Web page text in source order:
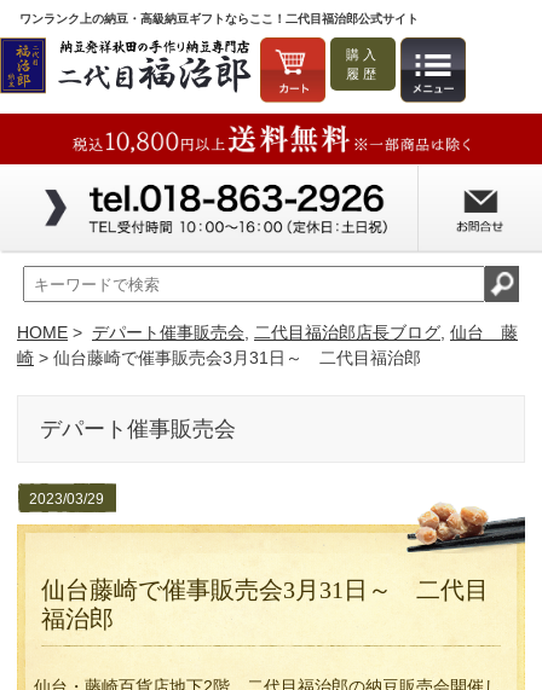
ワンランク上の納豆・高級納豆ギフトならここ！二代目福治郎公式サイト
購入
履歴
HOME > デパート催事販売会 二代目福治郎店長ブログ 仙台 藤
崎 > 仙台藤崎で催事販売会3月31日～ 二代目福治郎
デパート催事販売会
2023/03/29
仙台藤崎で催事販売会3月31日～ 二代目
福治郎
仙台・藤崎百貨店地下2階 二代目福治郎の納豆販売会開催し